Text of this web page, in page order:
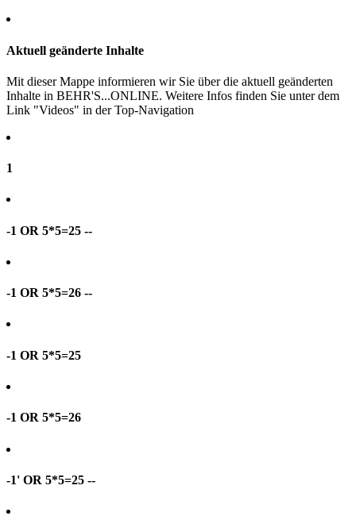
Aktuell geänderte Inhalte
Mit dieser Mappe informieren wir Sie über die aktuell geänderten
Inhalte in BEHR'S...ONLINE. Weitere Infos finden Sie unter dem
Link "Videos" in der Top-Navigation
1
-1 OR 5*5=25 --
-1 OR 5*5=26 --
-1 OR 5*5=25
-1 OR 5*5=26
-1' OR 5*5=25 --